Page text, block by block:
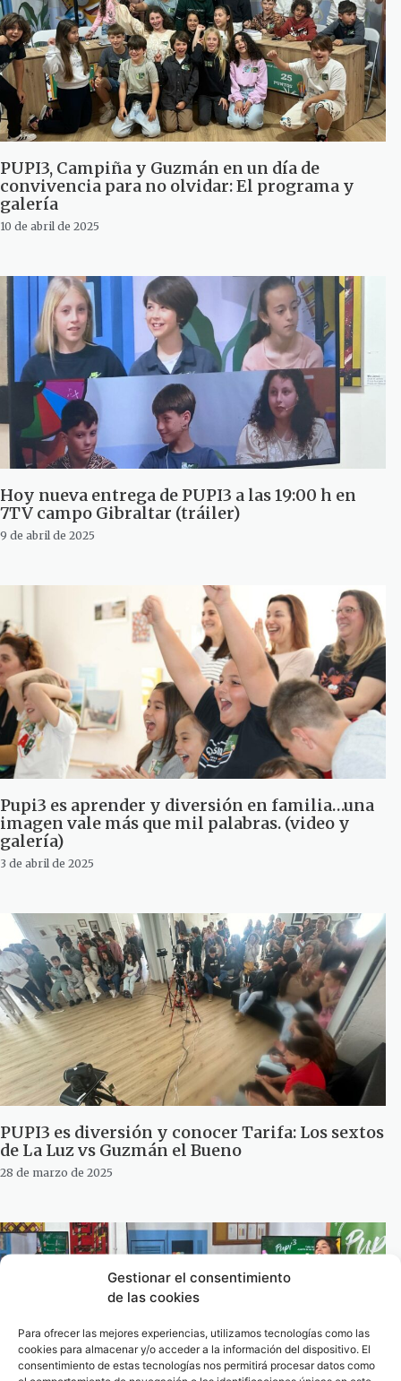
Gestionar el consentimiento
de las cookies
Para ofrecer las mejores experiencias, utilizamos tecnologías como las
cookies para almacenar y/o acceder a la información del dispositivo. El
consentimiento de estas tecnologías nos permitirá procesar datos como
PUPI3, Campiña y Guzmán en un día de
convivencia para no olvidar: El programa y
galería
10 de abril de 2025
Hoy nueva entrega de PUPI3 a las 19:00 h en
7TV campo Gibraltar (tráiler)
9 de abril de 2025
Pupi3 es aprender y diversión en familia…una
imagen vale más que mil palabras. (video y
galería)
3 de abril de 2025
PUPI3 es diversión y conocer Tarifa: Los sextos
de La Luz vs Guzmán el Bueno
28 de marzo de 2025